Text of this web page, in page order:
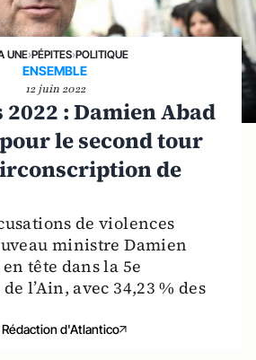
UNE›PÉPITES›POLITIQUE
ENSEMBLE
12 juin 2022
: Damien Abad
le second tour
de
de violences
ministre Damien
tête dans la 5e
l’Ain, avec 34,23 % des
Rédaction d'Atlantico